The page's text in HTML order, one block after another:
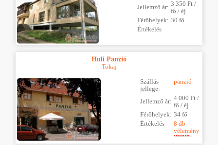
Jellemző ár: 3 350 Ft /
fő / éj
Férőhelyek: 30 fő
Értékelés
Huli Panzió
Tokaj
Szállás
jellege:
panzió
Jellemző ár: 4 000 Ft /
fő / éj
Férőhelyek: 34 fő
Értékelés
8 db
vélemény